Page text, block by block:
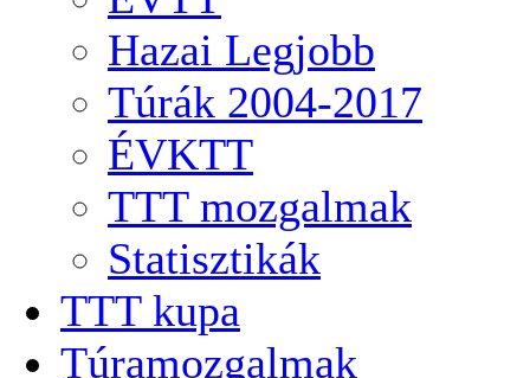
Hazai Legjobb
Túrák 2004-2017
ÉVKTT
TTT mozgalmak
Statisztikák
TTT kupa
Túramozgalmak